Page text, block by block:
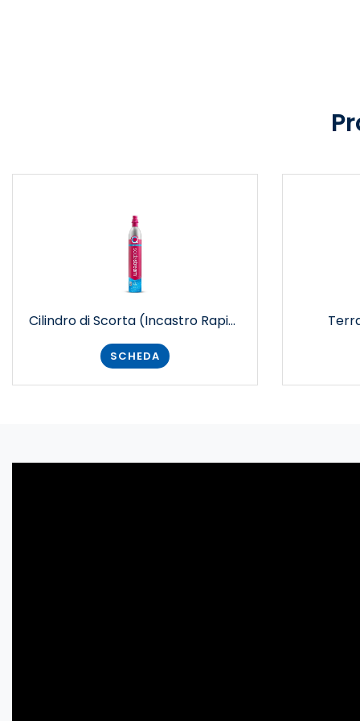
Cilindro di Scorta (Incastro Rapido CQC)
SCHEDA